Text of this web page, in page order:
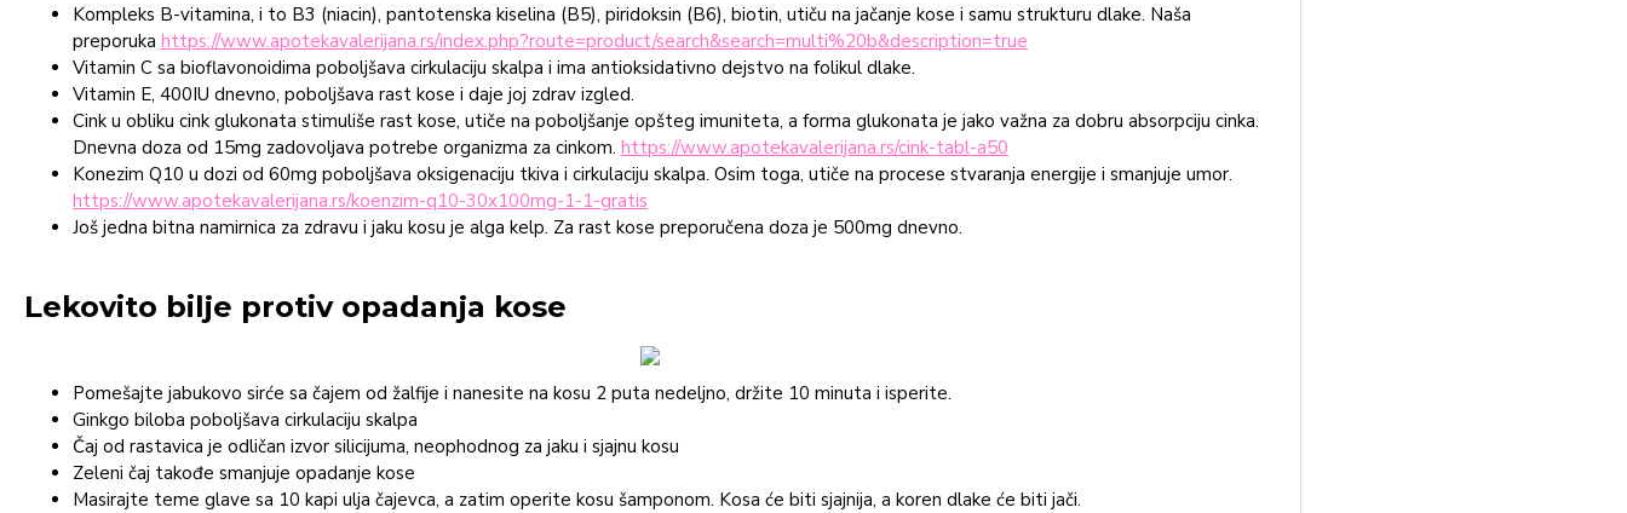
Kompleks B-vitamina, i to B3 (niacin), pantotenska kiselina (B5), piridoksin (B6), biotin, utiču na jačanje kose i samu strukturu dlake. Naša
preporuka https://www.apotekavalerijana.rs/index.php?route=product/search&search=multi%20b&description=true
Vitamin C sa bioflavonoidima poboljšava cirkulaciju skalpa i ima antioksidativno dejstvo na folikul dlake.
Vitamin E, 400IU dnevno, poboljšava rast kose i daje joj zdrav izgled.
Cink u obliku cink glukonata stimuliše rast kose, utiče na poboljšanje opšteg imuniteta, a forma glukonata je jako važna za dobru absorpciju cinka.
Dnevna doza od 15mg zadovoljava potrebe organizma za cinkom. https://www.apotekavalerijana.rs/cink-tabl-a50
Konezim Q10 u dozi od 60mg poboljšava oksigenaciju tkiva i cirkulaciju skalpa. Osim toga, utiče na procese stvaranja energije i smanjuje umor.
https://www.apotekavalerijana.rs/koenzim-q10-30x100mg-1-1-gratis
Još jedna bitna namirnica za zdravu i jaku kosu je alga kelp. Za rast kose preporučena doza je 500mg dnevno.
Lekovito bilje protiv opadanja kose
Pomešajte jabukovo sirće sa čajem od žalfije i nanesite na kosu 2 puta nedeljno, držite 10 minuta i isperite.
Ginkgo biloba poboljšava cirkulaciju skalpa
Čaj od rastavica je odličan izvor silicijuma, neophodnog za jaku i sjajnu kosu
Zeleni čaj takođe smanjuje opadanje kose
Masirajte teme glave sa 10 kapi ulja čajevca, a zatim operite kosu šamponom. Kosa će biti sjajnija, a koren dlake će biti jači.